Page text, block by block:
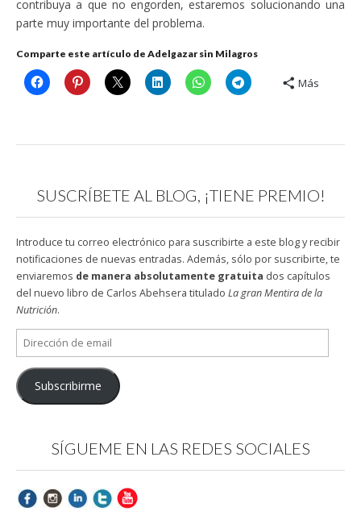
contribuya a que no engorden, estaremos solucionando una
parte muy importante del problema.
Comparte este artículo de Adelgazar sin Milagros
Más
SUSCRÍBETE AL BLOG, ¡TIENE PREMIO!
Introduce tu correo electrónico para suscribirte a este blog y recibir
notificaciones de nuevas entradas. Además, sólo por suscribirte, te
enviaremos de manera absolutamente gratuita dos capítulos
del nuevo libro de Carlos Abehsera titulado La gran Mentira de la
Nutrición.
Dirección
de
email
Subscribirme
SÍGUEME EN LAS REDES SOCIALES